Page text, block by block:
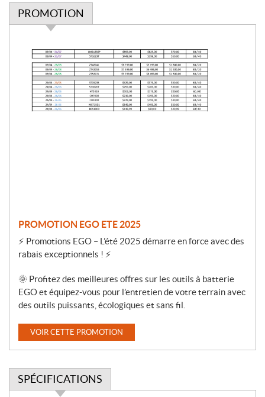
PROMOTION
PROMOTION EGO ETE 2025
⚡ Promotions EGO – L’été 2025 démarre en force avec des
rabais exceptionnels ! ⚡
🌞 Profitez des meilleures offres sur les outils à batterie
EGO et équipez-vous pour l’entretien de votre terrain avec
des outils puissants, écologiques et sans fil.
VOIR CETTE PROMOTION
SPÉCIFICATIONS